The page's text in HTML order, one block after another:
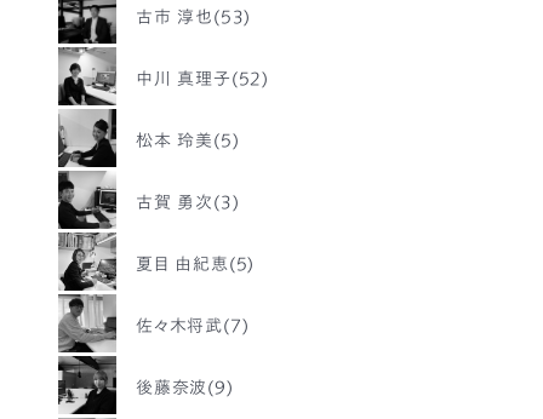
古市 淳也(53)
中川 真理子(52)
松本 玲美(5)
古賀 勇次(3)
夏目 由紀恵(5)
佐々木将武(7)
後藤奈波(9)